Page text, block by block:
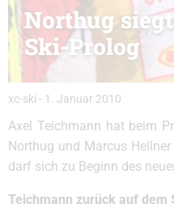
Northug
Ski-Prolog
xc-ski - 1. Januar 2010
Axel Teichmann hat beim
Northug und Marcus
darf sich zu Beginn des
Teichmann zurück auf dem